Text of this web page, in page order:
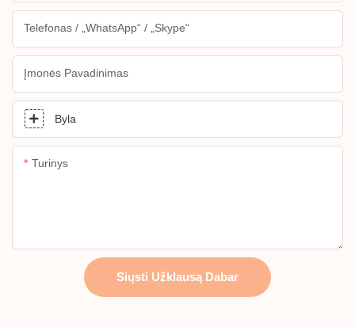
Telefonas / „WhatsApp“ / „Skype“
Įmonės Pavadinimas
Byla
Turinys
Siųsti Užklausą Dabar